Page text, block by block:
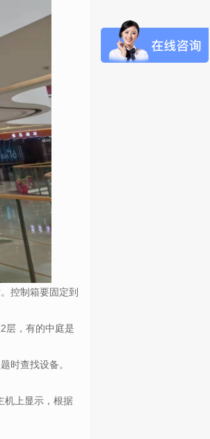
控制箱要固定到
2层，有的中庭是
时查找设备。
机上显示，根据